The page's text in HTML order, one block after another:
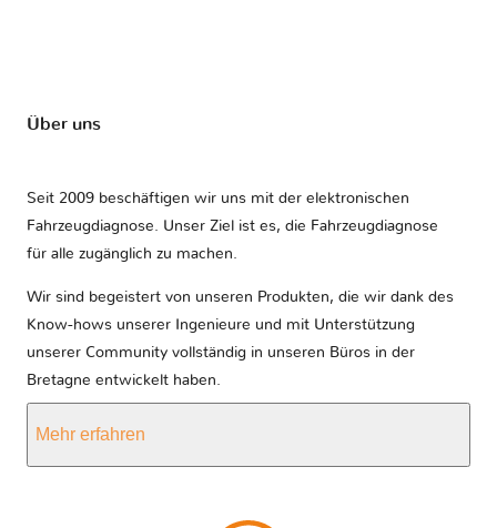
Über uns
Seit 2009 beschäftigen wir uns mit der elektronischen
Fahrzeugdiagnose. Unser Ziel ist es, die Fahrzeugdiagnose
für alle zugänglich zu machen.
Wir sind begeistert von unseren Produkten, die wir dank des
Know-hows unserer Ingenieure und mit Unterstützung
unserer Community vollständig in unseren Büros in der
Bretagne entwickelt haben.
Mehr erfahren